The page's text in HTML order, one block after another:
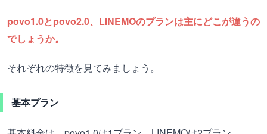
povo1.0とpovo2.0、LINEMOのプランは主にどこが違うの
でしょうか。
それぞれの特徴を見てみましょう。
基本プラン